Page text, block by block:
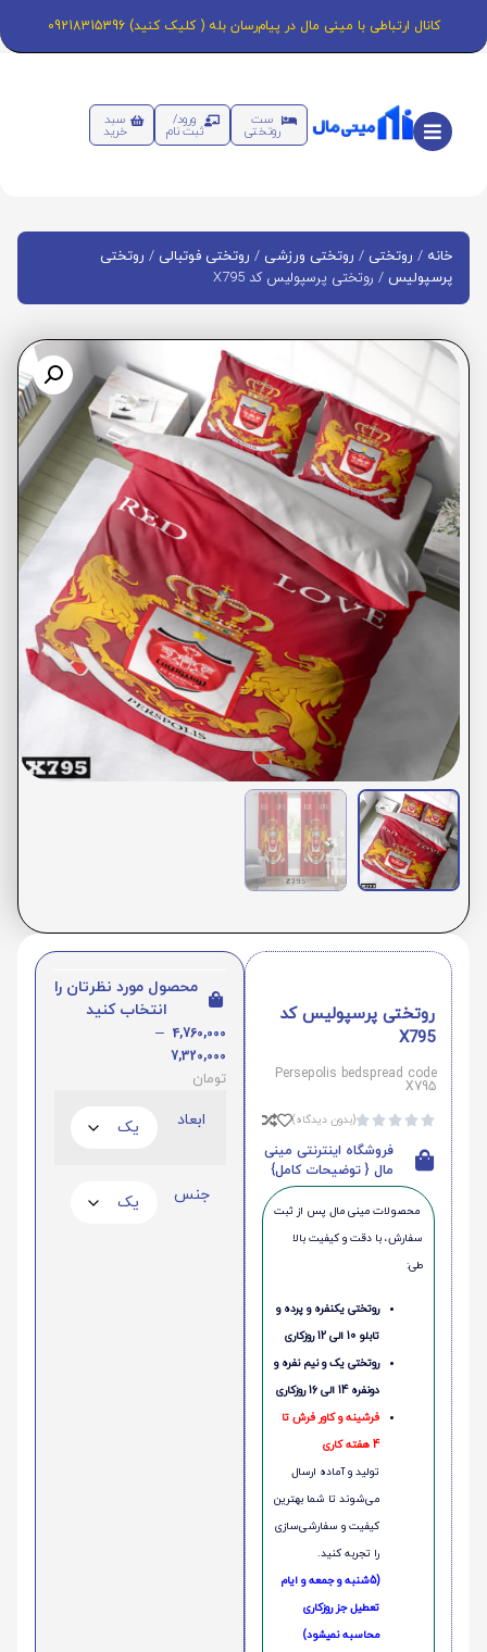
کانال ارتباطی با مینی مال در پیام‌رسان بله ( کلیک کنید) 09218315396
ست
روتختی
ورود/
ثبت نام
سبد
خرید
خانه / روتختی / روتختی ورزشی / روتختی فوتبالی / روتختی
پرسپولیس / روتختی پرسپولیس کد X795
روتختی پرسپولیس کد
X795
Persepolis bedspread code
X795




(بدون دیدگاه)
فروشگاه اینترنتی مینی
مال { توضیحات کامل}
محصولات مینی‌ مال پس از ثبت
سفارش، با دقت و کیفیت بالا
طی:
روتختی یکنفره و پرده و
تابلو 10 الی 12 روزکاری
روتختی یک و نیم نفره و
دونفره 14 الی 16 روزکاری
فرشینه و کاور فرش تا
4 هفته کاری
تولید و آماده ارسال
می‌شوند تا شما بهترین
کیفیت و سفارشی‌سازی
را تجربه کنید.
(5شنبه و جمعه و ایام
تعطیل جز روزکاری
محاسبه نمیشود)
محصول مورد نظرتان را
انتخاب کنید
4,760,000
–
7,320,000
تومان
ابعاد
جنس